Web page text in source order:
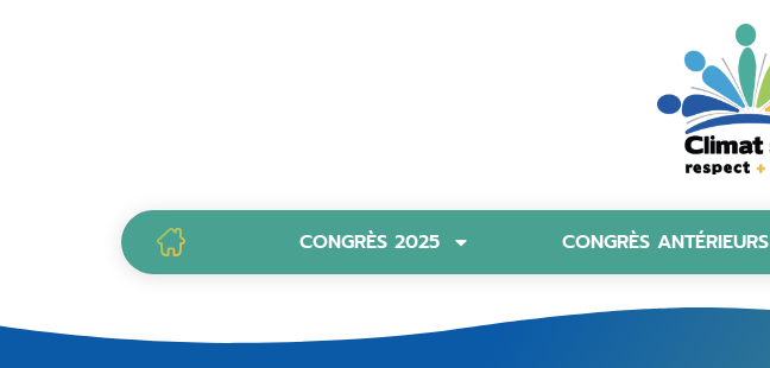
PAGE D’ACCUEILCONGRÈS 2025 CONGRÈS ANTÉRIEURS